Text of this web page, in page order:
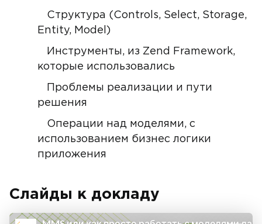
Структура (Controls, Select, Storage,
Entity, Model)
Инструменты, из Zend Framework,
которые использовались
Проблемы реализации и пути
решения
Операции над моделями, с
использованием бизнес логики
приложения
Слайды к докладу